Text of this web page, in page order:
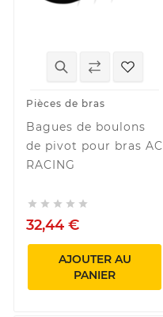
Pièces de bras
Bagues de boulons
de pivot pour bras AC
RACING
    
32,44 €
AJOUTER AU
PANIER